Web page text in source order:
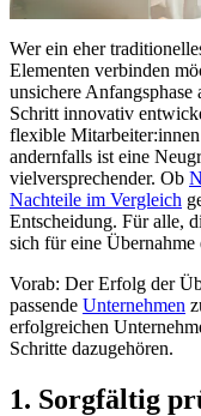
Wer ein eher
Elementen verbinden
unsichere
Schritt innovativ
flexible
andernfalls ist eine
vielversprechender. Ob
Nachteile im Vergleich
Entscheidung. Für alle,
sich für eine Übernahme
Vorab: Der Erfolg der
passende Unternehmen
erfolgreichen
Schritte dazugehören.
1. Sorgfältig